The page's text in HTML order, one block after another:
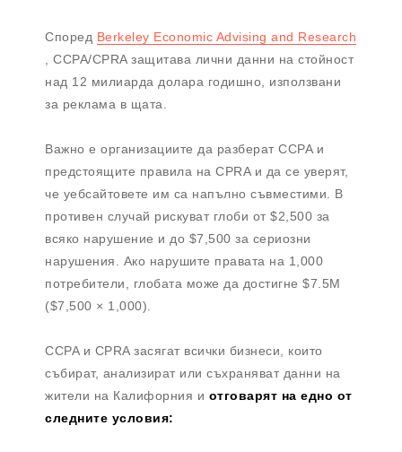
Според Berkeley Economic Advising and Research
, CCPA/CPRA защитава лични данни на стойност
над 12 милиарда долара годишно, използвани
за реклама в щата.
Важно е организациите да разберат CCPA и
предстоящите правила на CPRA и да се уверят,
че уебсайтовете им са напълно съвместими. В
противен случай рискуват глоби от $2,500 за
всяко нарушение и до $7,500 за сериозни
нарушения. Ако нарушите правата на 1,000
потребители, глобата може да достигне $7.5M
($7,500 × 1,000).
CCPA и CPRA засягат всички бизнеси, които
събират, анализират или съхраняват данни на
жители на Калифорния и отговарят на едно от
следните условия: